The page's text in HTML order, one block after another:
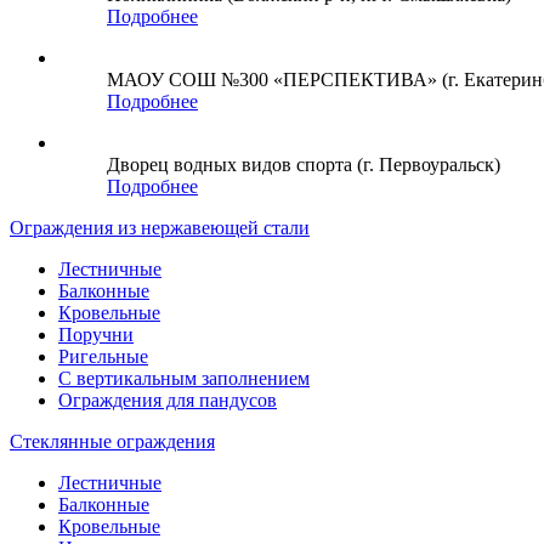
Подробнее
МАОУ СОШ №300 «ПЕРСПЕКТИВА» (г.
Подробнее
Дворец водных видов спорта (г. Первоуральск)
Подробнее
Ограждения из нержавеющей стали
Лестничные
Балконные
Кровельные
Поручни
Ригельные
С вертикальным заполнением
Ограждения для пандусов
Стеклянные ограждения
Лестничные
Балконные
Кровельные